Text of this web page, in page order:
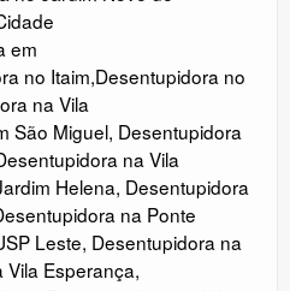
em
no Itaim,Desentupidora no
na Vila
São Miguel, Desentupidora
na Vila
Helena, Desentupidora
na Ponte
Leste, Desentupidora na
Vila Esperança,